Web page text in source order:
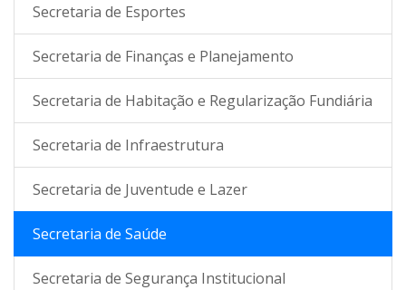
Secretaria de Esportes
Secretaria de Finanças e Planejamento
Secretaria de Habitação e Regularização Fundiária
Secretaria de Infraestrutura
Secretaria de Juventude e Lazer
Secretaria de Saúde
Secretaria de Segurança Institucional